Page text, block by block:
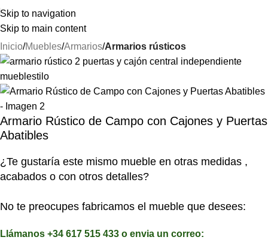
Skip to navigation
Skip to main content
⚡REALIZAMOS ENVÍOS A TODA ESPAÑA⚡
Inicio Muebles Armarios Armarios rústicos
Armario Rústico de Campo con Cajones y Puertas
Abatibles
¿Te gustaría este mismo mueble en otras medidas ,
acabados o con otros detalles?
No te preocupes fabricamos el mueble que desees:
Llámanos +34 617 515 433 o envia un correo: